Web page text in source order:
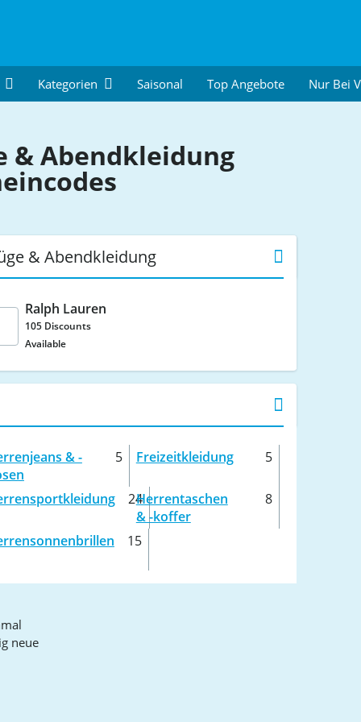
Kategorien Saisonal Top Angebote Nur Bei
& Abendkleidung
& Abendkleidung
Ralph Lauren
105 Discounts
Available
& -
5 Freizeitkleidung 5
24Herrentaschen
& -koffer
8
15
neue